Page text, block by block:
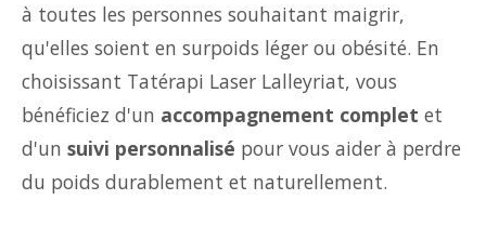
à toutes les personnes souhaitant maigrir,
qu'elles soient en surpoids léger ou obésité. En
choisissant Tatérapi Laser Lalleyriat, vous
bénéficiez d'un accompagnement complet et
d'un suivi personnalisé pour vous aider à perdre
du poids durablement et naturellement.